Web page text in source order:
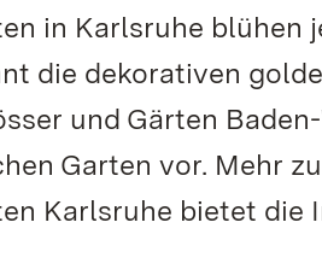
in Karlsruhe blühen
die dekorativen
und Gärten
Garten vor. Mehr
Karlsruhe bietet